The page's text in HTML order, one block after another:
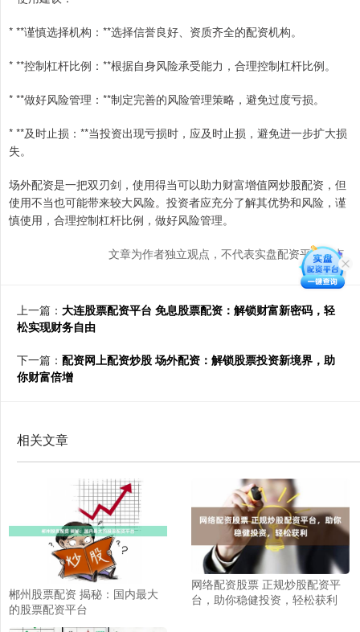
* **谨慎选择机构：**选择信誉良好、资质齐全的配资机构。
* **控制杠杆比例：**根据自身风险承受能力，合理控制杠杆比例。
* **做好风险管理：**制定完善的风险管理策略，避免过度亏损。
* **及时止损：**当投资出现亏损时，应及时止损，避免进一步扩大损
失。
场外配资是一把双刃剑，使用得当可以助力财富增值网炒股配资，但
使用不当也可能带来较大风险。投资者应充分了解其优势和风险，谨
慎使用，合理控制杠杆比例，做好风险管理。
文章为作者独立观点，不代表实盘配资平台观点
上一篇： 大连股票配资平台 免息股票配资：解锁财富新密码，轻
松实现财务自由
下一篇： 配资网上配资炒股 场外配资：解锁股票投资新境界，助
你财富倍增
相关文章
郴州股票配资 揭秘：国内最大
的股票配资平台
网络配资股票 正规炒股配资平
台，助你稳健投资，轻松获利